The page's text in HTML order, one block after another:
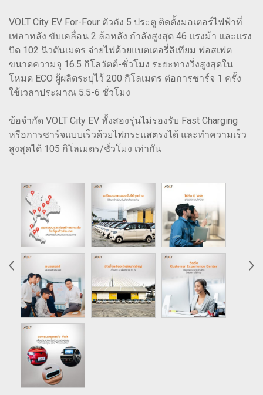
VOLT City EV For-Four ตัวถัง 5 ประตู ติดตั้งมอเตอร์ไฟฟ้าที่
เพลาหลัง ขับเคลื่อน 2 ล้อหลัง กำลังสูงสุด 46 แรงม้า และแรง
บิด 102 นิวตันเมตร จ่ายไฟด้วยแบตเตอรี่ลิเทียม ฟอสเฟต
ขนาดความจุ 16.5 กิโลวัตต์-ชั่วโมง ระยะทางวิ่งสูงสุดใน
โหมด ECO ผู้ผลิตระบุไว้ 200 กิโลเมตร ต่อการชาร์จ 1 ครั้ง
ใช้เวลาประมาณ 5.5-6 ชั่วโมง
ข้อจำกัด VOLT City EV ทั้งสองรุ่นไม่รองรับ Fast Charging
หรือการชาร์จแบบเร็วด้วยไฟกระแสตรงได้ และทำความเร็ว
สูงสุดได้ 105 กิโลเมตร/ชั่วโมง เท่ากัน